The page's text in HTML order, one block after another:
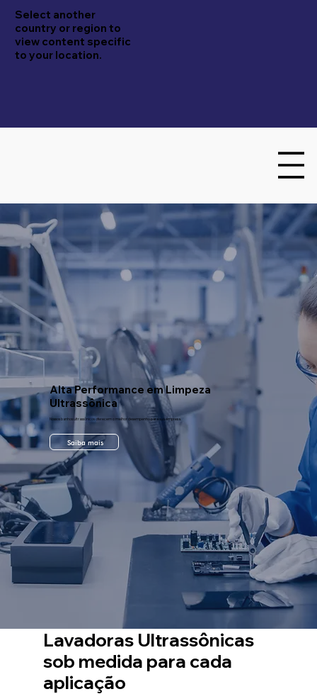
Embrasol Tec
Technology Solutions
Select another
country or region to
view content specific
to your location.
Alta Performance em Limpeza
Ultrassônica
Nossos banhos ultrassônicos oferecem o melhor desempenho para sua empresa.
Saiba mais
Lavadoras Ultrassônicas
sob medida para cada
aplicação